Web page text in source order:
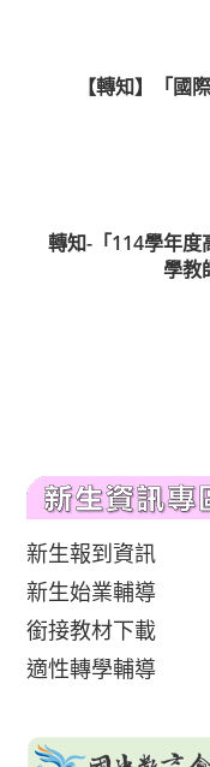
【轉知】「國
轉知-「114學年度
學教
新生報到資訊
新生始業輔導
銜接教材下載
適性轉學輔導